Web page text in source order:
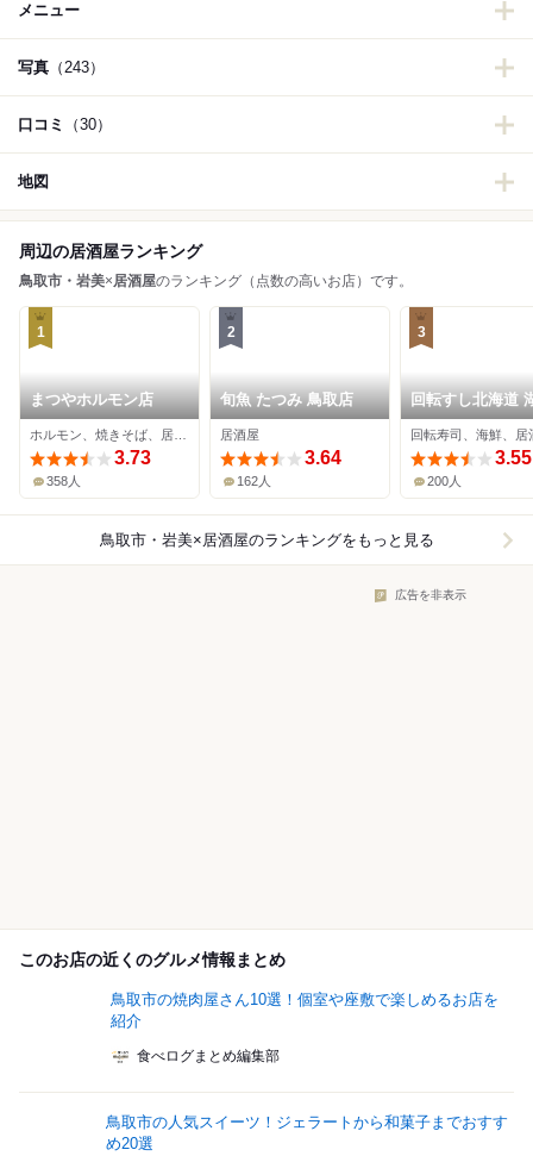
メニュー
写真 （243）
口コミ （30）
地図
周辺の居酒屋ランキング
鳥取市・岩美×居酒屋のランキング（点数の高いお店）です。
1
まつやホルモン店
3.73
358人
2
旬魚 たつみ 鳥取店
居酒屋
3.64
162人
3
回転すし北海道
店
回転寿司、海鮮、居
3.55
200人
鳥取市・岩美×居酒屋のランキングをもっと見る
広告を非表示
このお店の近くのグルメ情報まとめ
鳥取市の焼肉屋さん10選！個室や座敷で楽しめるお店を
紹介
食べログまとめ編集部
鳥取市の人気スイーツ！ジェラートから和菓子までおすす
め20選